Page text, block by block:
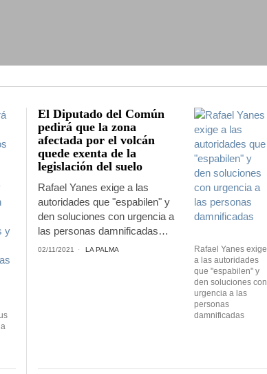
Rafael Yanes exige
a las autoridades
que "espabilen" y
den soluciones con
urgencia a las
personas
damnificadas
El Diputado del Común
pedirá que la zona
afectada por el volcán
quede exenta de la
legislación del suelo
Rafael Yanes exige a las
autoridades que "espabilen" y
den soluciones con urgencia a
las personas damnificadas…
02/11/2021 LA PALMA